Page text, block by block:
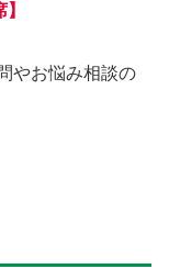
】
やお悩み相談の